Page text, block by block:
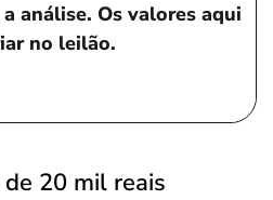
análise. Os valores aqui
no leilão.
de 20 mil reais